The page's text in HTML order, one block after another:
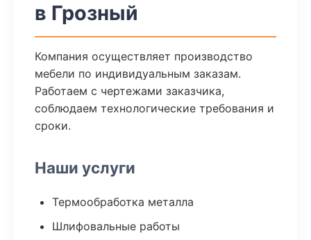
в Грозный
Компания осуществляет производство
мебели по индивидуальным заказам.
Работаем с чертежами заказчика,
соблюдаем технологические требования и
сроки.
Наши услуги
Термообработка металла
Шлифовальные работы